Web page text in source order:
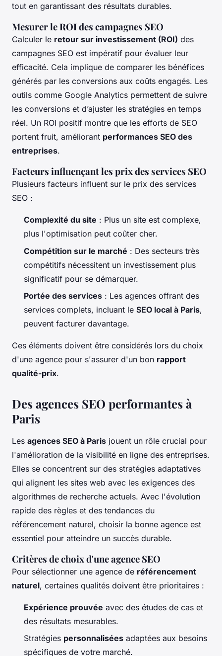
tout en garantissant des résultats durables.
Mesurer le ROI des campagnes SEO
Calculer le retour sur investissement (ROI) des
campagnes SEO est impératif pour évaluer leur
efficacité. Cela implique de comparer les bénéfices
générés par les conversions aux coûts engagés. Les
outils comme Google Analytics permettent de suivre
les conversions et d’ajuster les stratégies en temps
réel. Un ROI positif montre que les efforts de SEO
portent fruit, améliorant performances SEO des
entreprises.
Facteurs influençant les prix des services SEO
Plusieurs facteurs influent sur le prix des services
SEO :
Complexité du site : Plus un site est complexe,
plus l'optimisation peut coûter cher.
Compétition sur le marché : Des secteurs très
compétitifs nécessitent un investissement plus
significatif pour se démarquer.
Portée des services : Les agences offrant des
services complets, incluant le SEO local à Paris,
peuvent facturer davantage.
Ces éléments doivent être considérés lors du choix
d'une agence pour s'assurer d'un bon rapport
qualité-prix.
Des agences SEO performantes à
Paris
Les agences SEO à Paris jouent un rôle crucial pour
l'amélioration de la visibilité en ligne des entreprises.
Elles se concentrent sur des stratégies adaptatives
qui alignent les sites web avec les exigences des
algorithmes de recherche actuels. Avec l'évolution
rapide des règles et des tendances du
référencement naturel, choisir la bonne agence est
essentiel pour atteindre un succès durable.
Critères de choix d'une agence SEO
Pour sélectionner une agence de référencement
naturel, certaines qualités doivent être prioritaires :
Expérience prouvée avec des études de cas et
des résultats mesurables.
Stratégies personnalisées adaptées aux besoins
spécifiques de votre marché.